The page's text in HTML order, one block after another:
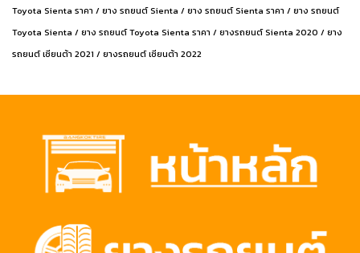
Toyota Sienta ราคา / ยาง รถยนต์ Sienta / ยาง รถยนต์ Sienta ราคา / ยาง รถยนต์
Toyota Sienta / ยาง รถยนต์ Toyota Sienta ราคา / ยางรถยนต์ Sienta 2020 / ยาง
รถยนต์ เซียนต้า 2021 / ยางรถยนต์ เซียนต้า 2022